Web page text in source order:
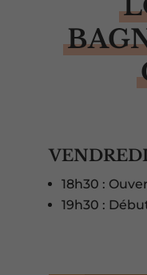
18h30 :
19h30 :